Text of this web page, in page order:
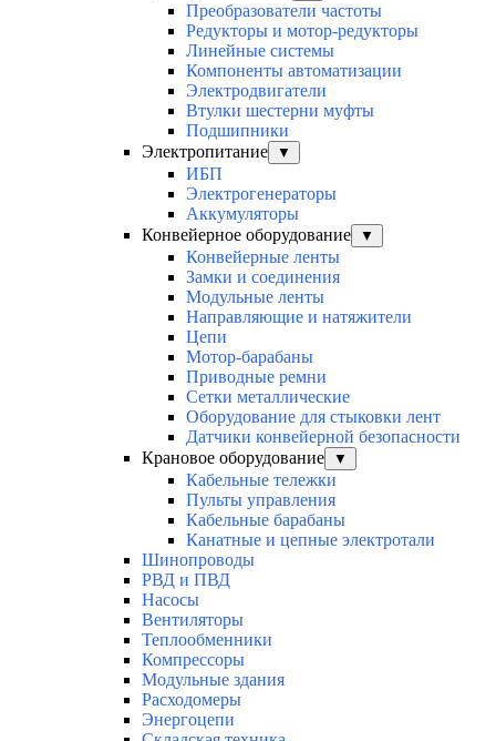
Преобразователи частоты
Редукторы и мотор-редукторы
Линейные системы
Компоненты автоматизации
Электродвигатели
Втулки шестерни муфты
Подшипники
Электропитание
▼
ИБП
Электрогенераторы
Аккумуляторы
Конвейерное оборудование
▼
Конвейерные ленты
Замки и соединения
Модульные ленты
Направляющие и натяжители
Цепи
Мотор-барабаны
Приводные ремни
Сетки металлические
Оборудование для стыковки лент
Датчики конвейерной безопасности
Крановое оборудование
▼
Кабельные тележки
Пульты управления
Кабельные барабаны
Канатные и цепные электротали
Шинопроводы
РВД и ПВД
Насосы
Вентиляторы
Теплообменники
Компрессоры
Модульные здания
Расходомеры
Энергоцепи